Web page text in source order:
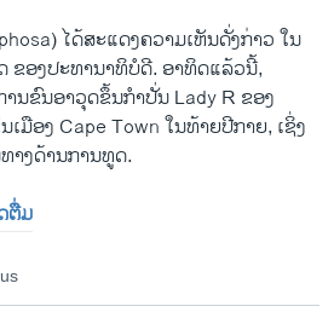
ໄດ້ສະແດງຄວາມເຫັນດັ່ງກ່າວ ໃນ
ຂອງປະທານາທິບໍດີ. ອາທິດແລ້ວນີ້,
ນຂົນອາວຸດຂຶ້ນກຳປັ່ນ Lady R ຂອງ
ມືອງ Cape Town ໃນທ້າຍປີກາຍ, ເຊິ່ງ​
າງດ້ານການທູດ.
ຕື່ມ